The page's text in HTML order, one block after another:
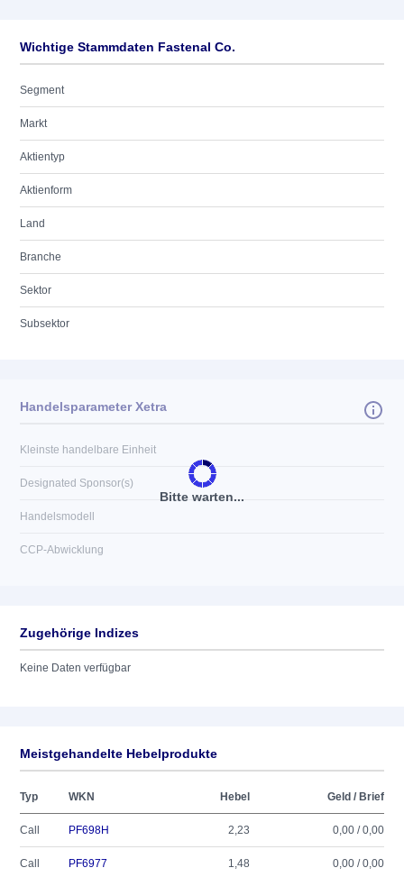
Wichtige Stammdaten Fastenal Co.
Segment
Markt
Aktientyp
Aktienform
Land
Branche
Sektor
Subsektor
Bitte warten...
Handelsparameter Xetra
Kleinste handelbare Einheit
Designated Sponsor(s)
Handelsmodell
CCP-Abwicklung
Zugehörige Indizes
Keine Daten verfügbar
Meistgehandelte Hebelprodukte
Typ WKN Hebel Geld / Brief
Call PF698H 2,23 0,00 / 0,00
Call PF6977 1,48 0,00 / 0,00